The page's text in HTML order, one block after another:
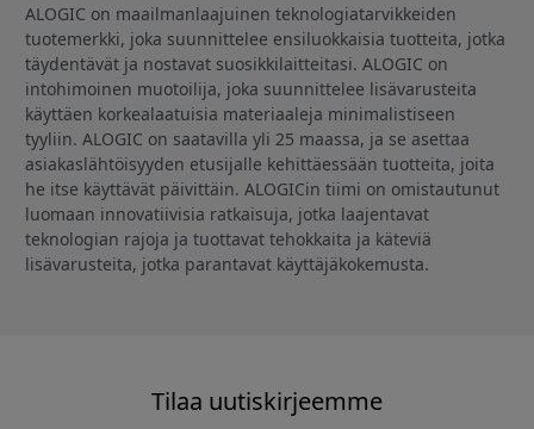
ALOGIC on maailmanlaajuinen teknologiatarvikkeiden
tuotemerkki, joka suunnittelee ensiluokkaisia tuotteita, jotka
täydentävät ja nostavat suosikkilaitteitasi. ALOGIC on
intohimoinen muotoilija, joka suunnittelee lisävarusteita
käyttäen korkealaatuisia materiaaleja minimalistiseen
tyyliin. ALOGIC on saatavilla yli 25 maassa, ja se asettaa
asiakaslähtöisyyden etusijalle kehittäessään tuotteita, joita
he itse käyttävät päivittäin. ALOGICin tiimi on omistautunut
luomaan innovatiivisia ratkaisuja, jotka laajentavat
teknologian rajoja ja tuottavat tehokkaita ja käteviä
lisävarusteita, jotka parantavat käyttäjäkokemusta.
Tilaa uutiskirjeemme